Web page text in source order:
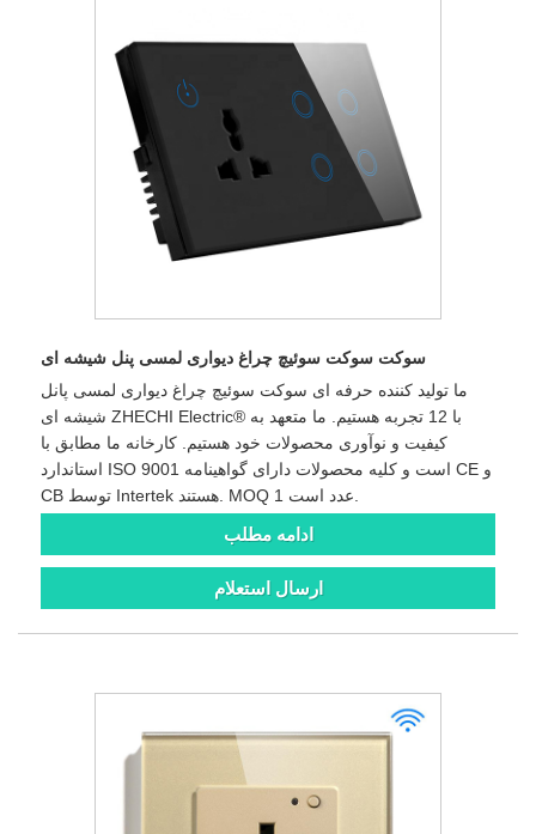
سوکت سوکت سوئیچ چراغ دیواری لمسی پنل شیشه ای
ما تولید کننده حرفه ای سوکت سوئیچ چراغ دیواری لمسی پانل
شیشه ای ZHECHI Electric® با 12 تجربه هستیم. ما متعهد به
کیفیت و نوآوری محصولات خود هستیم. کارخانه ما مطابق با
استاندارد ISO 9001 است و کلیه محصولات دارای گواهینامه CE و
ادامه مطلب
ارسال استعلام